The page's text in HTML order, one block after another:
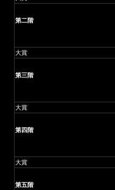
第二階
大賞
第三階
大賞
第四階
大賞
第五階